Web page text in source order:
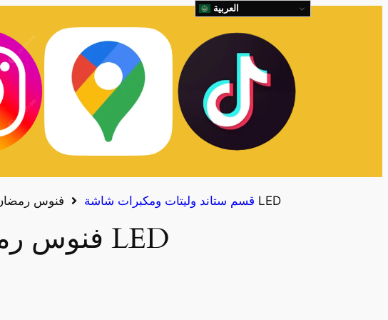
قسم ستاند وليتات ومكبرات شاشة فنوس رمضان LED
فنوس رمضان LED
العربية